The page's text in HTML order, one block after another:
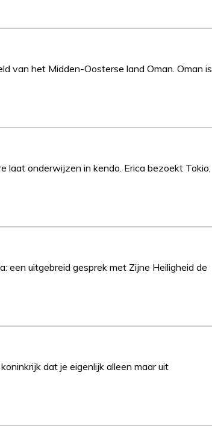
van het Midden-Oosterse land Oman. Oman is
laat onderwijzen in kendo. Erica bezoekt Tokio,
een uitgebreid gesprek met Zijne Heiligheid de
dat je eigenlijk alleen maar uit